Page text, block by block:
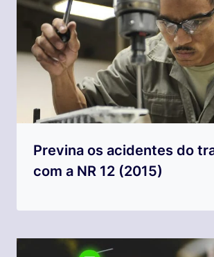
Previna os acidentes do
com a NR 12 (2015)